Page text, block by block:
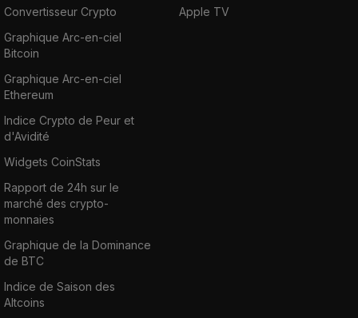
Convertisseur Crypto
Graphique Arc-en-ciel
Bitcoin
Graphique Arc-en-ciel
Ethereum
Indice Crypto de Peur et
d'Avidité
Widgets CoinStats
Rapport de 24h sur le
marché des crypto-
monnaies
Graphique de la Dominance
de BTC
Indice de Saison des
Altcoins
Apple TV